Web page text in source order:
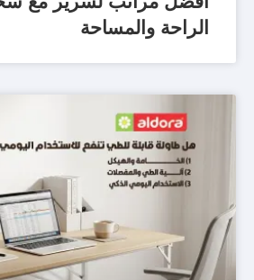
الراحة والمساحة